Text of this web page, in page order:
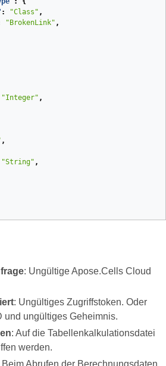
: "Class" ,
"BrokenLink" ,
"Integer" ,
,
"String" ,
: Ungültige Apose.Cells Cloud
: Ungültiges Zugriffstoken. Oder
und ungültiges Geheimnis.
: Auf die Tabellenkalkulationsdatei
werden.